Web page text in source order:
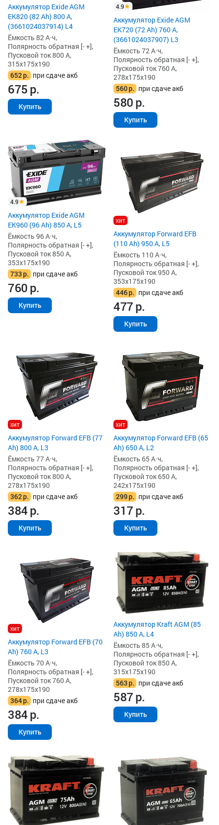
Аккумулятор Exide AGM
EK820 (82 Ah) 800 А,
(3661024037914) L4
Ёмкость 82 А·ч,
Полярность обратная [- +],
Пусковой ток 800 А,
315x175x190
652р. при сдаче акб
675р.
Купить
4.9
Аккумулятор Exide AGM
EK720 (72 Ah) 760 А,
(3661024037907) L3
Ёмкость 72 А·ч,
Полярность обратная [- +],
Пусковой ток 760 А,
278x175x190
560р. при сдаче акб
580р.
Купить
4.9
Аккумулятор Exide AGM
EK960 (96 Ah) 850 А, L5
Ёмкость 96 А·ч,
Полярность обратная [- +],
Пусковой ток 850 А,
353x175x190
733р. при сдаче акб
760р.
Купить
хит
Аккумулятор Forward EFB
(110 Ah) 950 А, L5
Ёмкость 110 А·ч,
Полярность обратная [- +],
Пусковой ток 950 А,
353x175x190
446р. при сдаче акб
477р.
Купить
хит
Аккумулятор Forward EFB (77
Ah) 800 А, L3
Ёмкость 77 А·ч,
Полярность обратная [- +],
Пусковой ток 800 А,
278x175x190
362р. при сдаче акб
384р.
Купить
хит
Аккумулятор Forward EFB (65
Ah) 650 А, L2
Ёмкость 65 А·ч,
Полярность обратная [- +],
Пусковой ток 650 А,
242x175x190
299р. при сдаче акб
317р.
Купить
хит
Аккумулятор Forward EFB (70
Ah) 760 А, L3
Ёмкость 70 А·ч,
Полярность обратная [- +],
Пусковой ток 760 А,
278x175x190
364р. при сдаче акб
384р.
Купить
Аккумулятор Kraft AGM (85
Ah) 850 А, L4
Ёмкость 85 А·ч,
Полярность обратная [- +],
Пусковой ток 850 А,
315x175x190
563р. при сдаче акб
587р.
Купить